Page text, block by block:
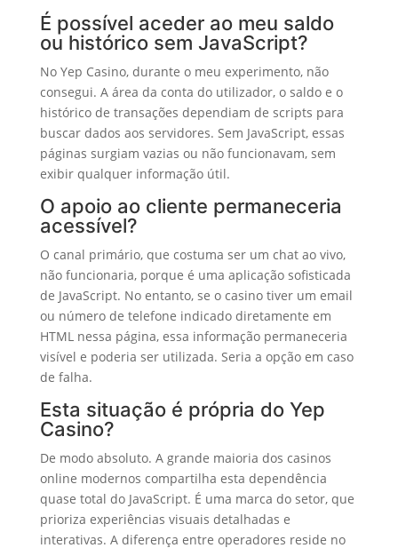
É possível aceder ao meu saldo
ou histórico sem JavaScript?
No Yep Casino, durante o meu experimento, não
consegui. A área da conta do utilizador, o saldo e o
histórico de transações dependiam de scripts para
buscar dados aos servidores. Sem JavaScript, essas
páginas surgiam vazias ou não funcionavam, sem
exibir qualquer informação útil.
O apoio ao cliente permaneceria
acessível?
O canal primário, que costuma ser um chat ao vivo,
não funcionaria, porque é uma aplicação sofisticada
de JavaScript. No entanto, se o casino tiver um email
ou número de telefone indicado diretamente em
HTML nessa página, essa informação permaneceria
visível e poderia ser utilizada. Seria a opção em caso
de falha.
Esta situação é própria do Yep
Casino?
De modo absoluto. A grande maioria dos casinos
online modernos compartilha esta dependência
quase total do JavaScript. É uma marca do setor, que
prioriza experiências visuais detalhadas e
interativas. A diferença entre operadores reside no